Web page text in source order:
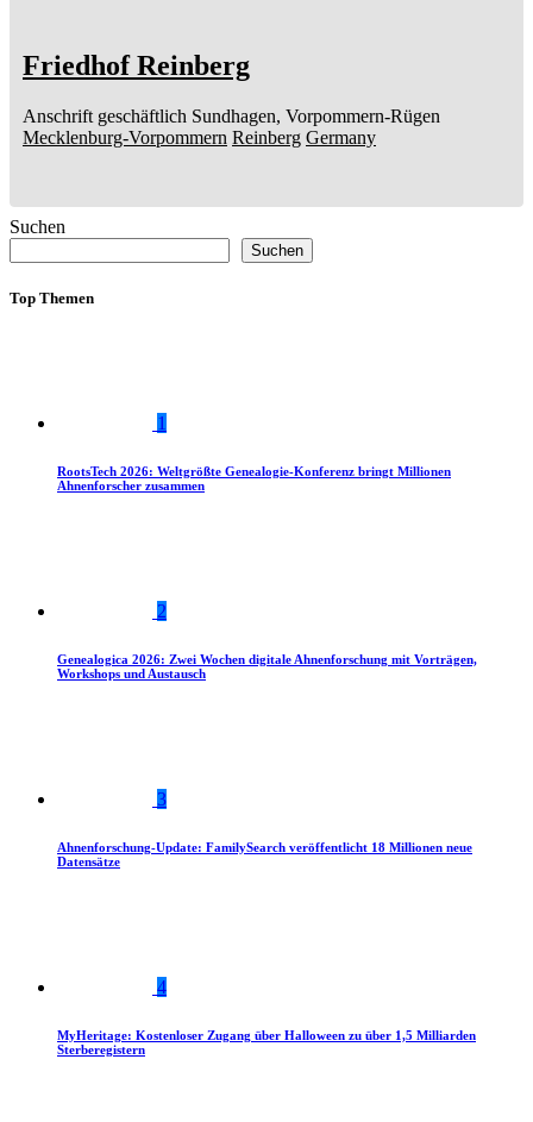
Friedhof Reinberg
Anschrift geschäftlich Sundhagen, Vorpommern-Rügen
Mecklenburg-Vorpommern Reinberg Germany
Suchen
Suchen
Top Themen
1
RootsTech 2026: Weltgrößte Genealogie-Konferenz bringt Millionen
Ahnenforscher zusammen
2
Genealogica 2026: Zwei Wochen digitale Ahnenforschung mit Vorträgen,
Workshops und Austausch
3
Ahnenforschung-Update: FamilySearch veröffentlicht 18 Millionen neue
Datensätze
4
MyHeritage: Kostenloser Zugang über Halloween zu über 1,5 Milliarden
Sterberegistern